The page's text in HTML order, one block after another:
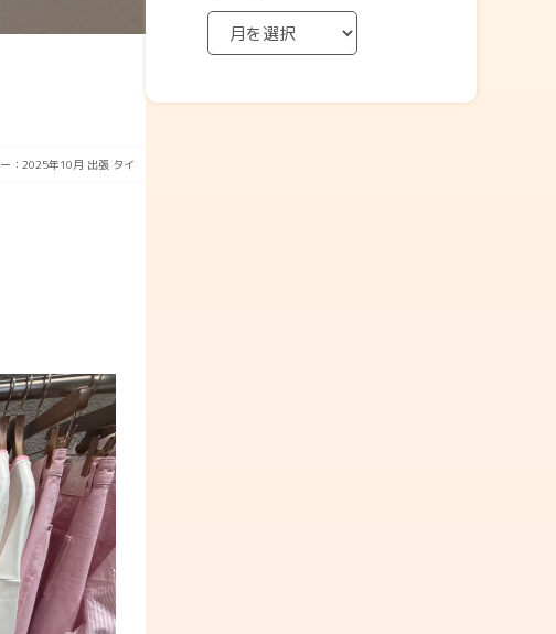
： 2025年10月 出張 タイ